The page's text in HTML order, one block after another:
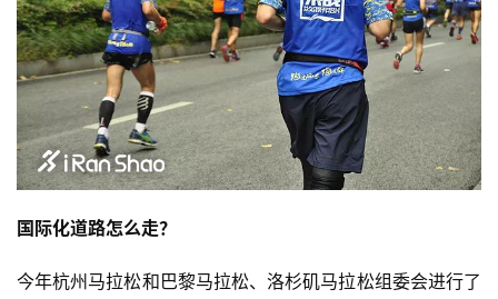
国际化道路怎么走？
今年杭州马拉松和巴黎马拉松、洛杉矶马拉松组委会进行了